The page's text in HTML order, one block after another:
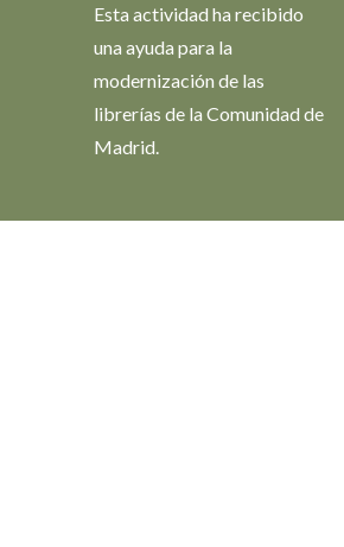
Esta actividad ha recibido
una ayuda para la
modernización de las
librerías de la Comunidad de
Madrid.